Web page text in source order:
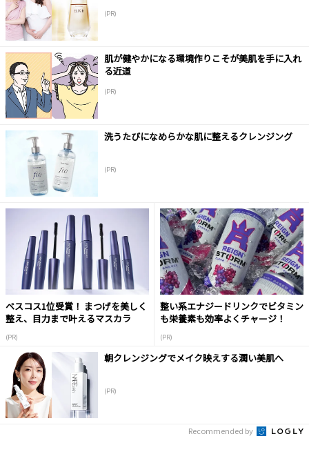
(PR)
肌が健やかになる環境作りこそが美肌を手に入れ
る近道
(PR)
洗うたびになめらかな肌に整えるクレンジング
(PR)
ベスコス1位受賞！ まつげを美しく
整え、目力まで叶えるマスカラ
(PR)
整い系エナジードリンクでビタミン
も栄養素も効率よくチャージ！
(PR)
朝クレンジングでメイク映えする潤い美肌へ
(PR)
Recommended by